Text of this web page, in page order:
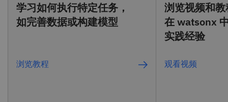
学习如何执行特定任务，
如完善数据或构建模型
浏览教程
浏览视频和
在 watsonx
实践经验
观看视频